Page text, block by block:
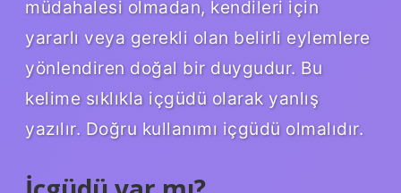
müdahalesi olmadan, kendileri için
yararlı veya gerekli olan belirli eylemlere
yönlendiren doğal bir duygudur. Bu
kelime sıklıkla içgüdü olarak yanlış
yazılır. Doğru kullanımı içgüdü olmalıdır.